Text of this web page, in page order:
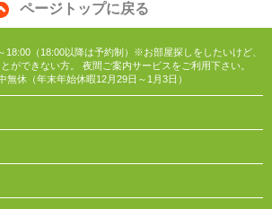
ページトップに戻る
18:00（18:00以降は予約制）※お部屋探しをしたいけど、
ができない方。 夜間ご案内サービスをご利用下さい。
無休（年末年始休暇12月29日～1月3日）